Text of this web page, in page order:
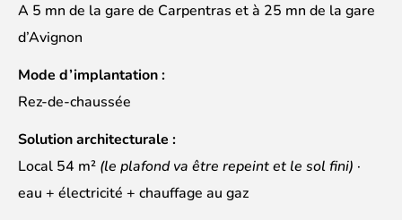
A 5 mn de la gare de Carpentras et à 25 mn de la gare
d’Avignon
Mode d’implantation :
Rez-de-chaussée
Solution architecturale :
Local 54 m² (le plafond va être repeint et le sol fini) ·
eau + électricité + chauffage au gaz